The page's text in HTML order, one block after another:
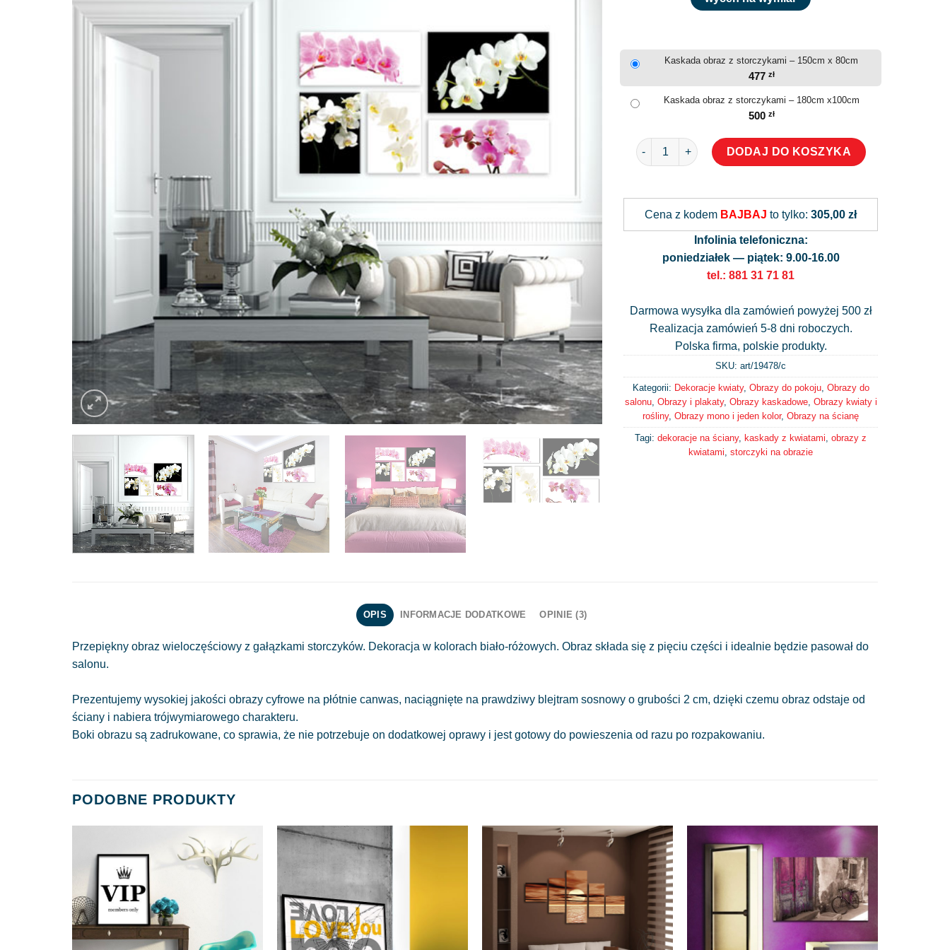
Kaskada obraz z storczykami – 150cm x 80cm
477 zł
Kaskada obraz z storczykami – 180cm x100cm
500 zł
ilość Kaskada obraz z storczykami
DODAJ DO KOSZYKA
Cena z kodem BAJBAJ to tylko: 305,00 zł
Infolinia telefoniczna:
poniedziałek — piątek: 9.00-16.00
tel.: 881 31 71 81
Darmowa wysyłka dla zamówień powyżej 500 zł
Realizacja zamówień 5-8 dni roboczych.
Polska firma, polskie produkty.
SKU: art/19478/c
Kategorii: Dekoracje kwiaty, Obrazy do pokoju, Obrazy do
salonu, Obrazy i plakaty, Obrazy kaskadowe, Obrazy kwiaty i
rośliny, Obrazy mono i jeden kolor, Obrazy na ścianę
Tagi: dekoracje na ściany, kaskady z kwiatami obrazy z
kwiatami storczyki na obrazie
OPIS INFORMACJE DODATKOWE OPINIE (3)
Przepiękny obraz wieloczęściowy z gałązkami storczyków. Dekoracja w kolorach biało-różowych. Obraz składa się z pięciu części i idealnie będzie pasował do
salonu.
Prezentujemy wysokiej jakości obrazy cyfrowe na płótnie canwas, naciągnięte na prawdziwy blejtram sosnowy o grubości 2 cm, dzięki czemu obraz odstaje od
ściany i nabiera trójwymiarowego charakteru.
Boki obrazu są zadrukowane, co sprawia, że nie potrzebuje on dodatkowej oprawy i jest gotowy do powieszenia od razu po rozpakowaniu.
PODOBNE PRODUKTY